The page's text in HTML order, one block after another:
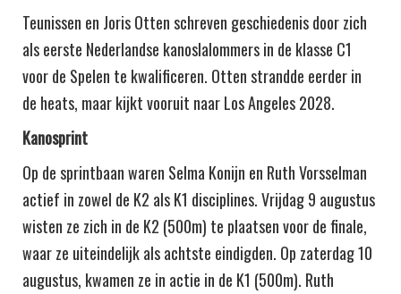
Teunissen en Joris Otten schreven geschiedenis door zich
als eerste Nederlandse kanoslalommers in de klasse C1
voor de Spelen te kwalificeren. Otten strandde eerder in
de heats, maar kijkt vooruit naar Los Angeles 2028.
Kanosprint
Op de sprintbaan waren Selma Konijn en Ruth Vorsselman
actief in zowel de K2 als K1 disciplines. Vrijdag 9 augustus
wisten ze zich in de K2 (500m) te plaatsen voor de finale,
waar ze uiteindelijk als achtste eindigden. Op zaterdag 10
augustus, kwamen ze in actie in de K1 (500m). Ruth